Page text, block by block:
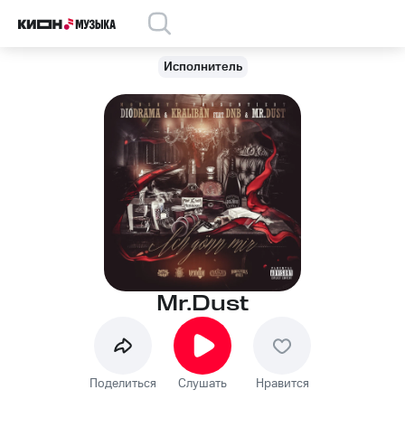
Исполнитель
Mr.Dust
Поделиться Слушать Нравится